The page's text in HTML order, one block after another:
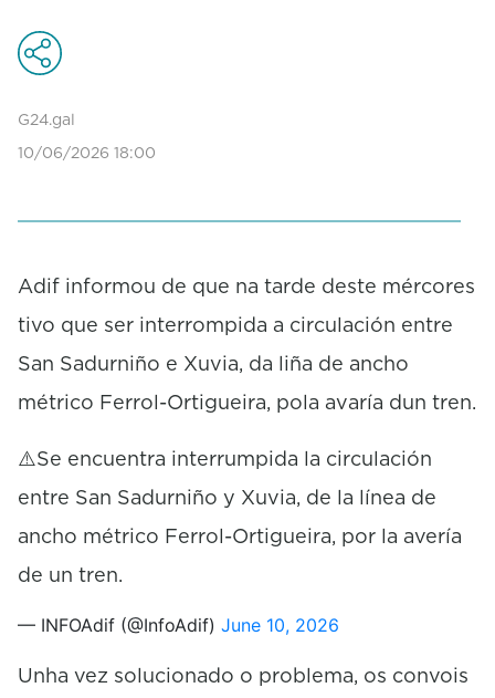
G24.gal
10/06/2026 18:00
Adif informou de que na tarde deste mércores
tivo que ser interrompida a circulación entre
San Sadurniño e Xuvia, da liña de ancho
métrico Ferrol-Ortigueira, pola avaría dun tren.
⚠️Se encuentra interrumpida la circulación
entre San Sadurniño y Xuvia, de la línea de
ancho métrico Ferrol-Ortigueira, por la avería
de un tren.
— INFOAdif (@InfoAdif) June 10, 2026
Unha vez solucionado o problema, os convois